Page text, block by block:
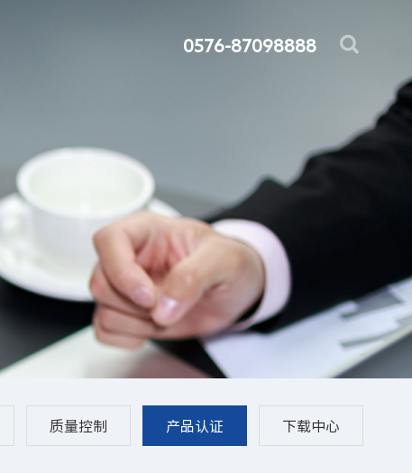
0576-87098888
质量控制 产品认证 下载中心